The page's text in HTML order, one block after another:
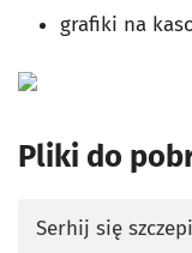
grafiki na
Pliki do
Serhij się